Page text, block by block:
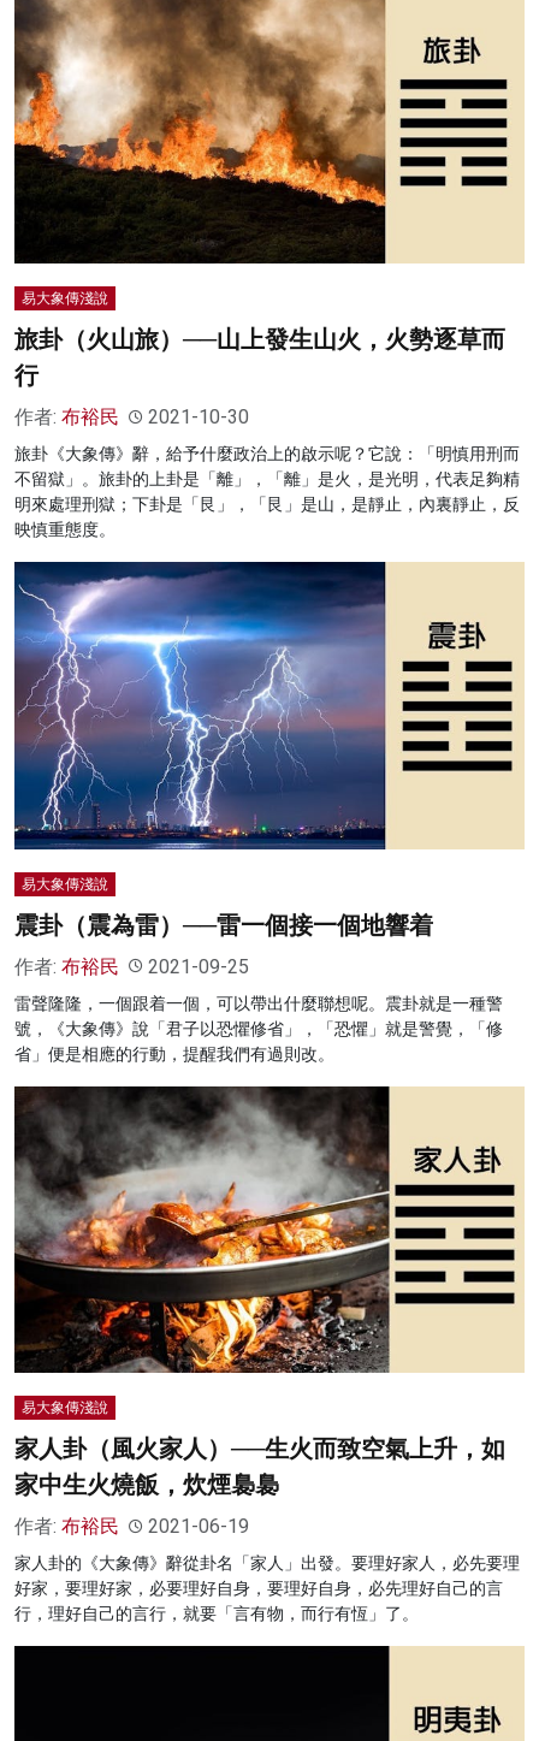
易大象傳淺說
旅卦（火山旅）──山上發生山火，火勢逐草而
行
作者: 布裕民 2021-10-30
旅卦《大象傳》辭，給予什麼政治上的啟示呢？它說：「明慎用刑而
不留獄」。旅卦的上卦是「離」，「離」是火，是光明，代表足夠精
明來處理刑獄；下卦是「艮」，「艮」是山，是靜止，內裏靜止，反
映慎重態度。
易大象傳淺說
震卦（震為雷）──雷一個接一個地響着
作者: 布裕民 2021-09-25
雷聲隆隆，一個跟着一個，可以帶出什麼聯想呢。震卦就是一種警
號，《大象傳》說「君子以恐懼修省」，「恐懼」就是警覺，「修
省」便是相應的行動，提醒我們有過則改。
易大象傳淺說
家人卦（風火家人）──生火而致空氣上升，如
家中生火燒飯，炊煙裊裊
作者: 布裕民 2021-06-19
家人卦的《大象傳》辭從卦名「家人」出發。要理好家人，必先要理
好家，要理好家，必要理好自身，要理好自身，必先理好自己的言
行，理好自己的言行，就要「言有物，而行有恆」了。